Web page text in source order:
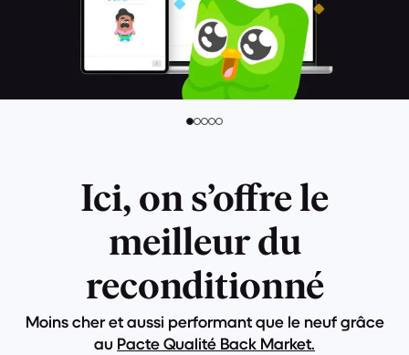
Ici, on s’offre le
meilleur du
reconditionné
Moins cher et aussi performant que le neuf grâce
au Pacte Qualité Back Market.